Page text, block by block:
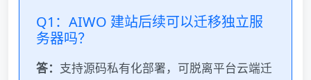
Q1：AIWO 建站后续可以迁移独立服
务器吗？
答： 支持源码私有化部署，可脱离平台云端迁